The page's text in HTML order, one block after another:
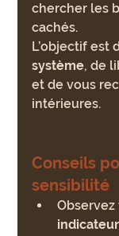
chercher les
cachés.
L’objectif est
système, de
et de vous
intérieures.
Conseils
sensibilité